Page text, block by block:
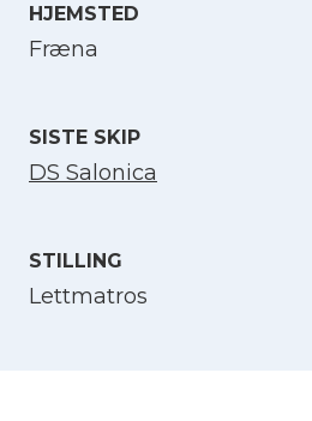
HJEMSTED
Fræna
SISTE SKIP
DS Salonica
STILLING
Lettmatros
Velg språk
Norsk bokmål